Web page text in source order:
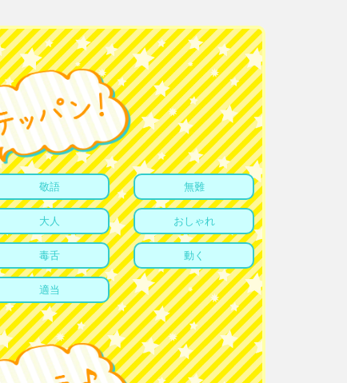
敬語 無難
大人 おしゃれ
毒舌 動く
適当